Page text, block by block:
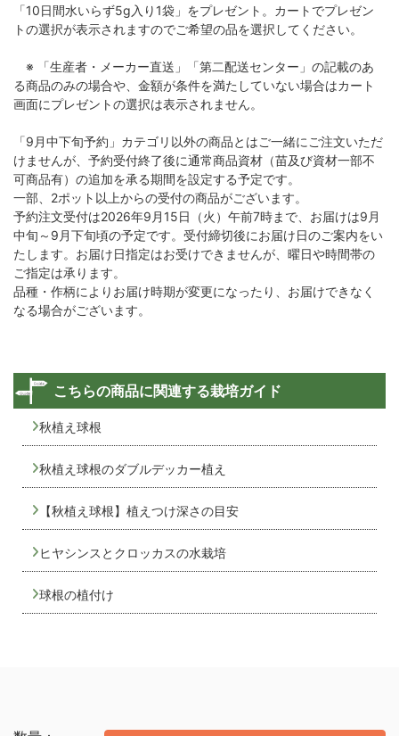
「10日間水いらず5g入り1袋」をプレゼント。カートでプレゼン
トの選択が表示されますのでご希望の品を選択してください。
※ 「生産者・メーカー直送」「第二配送センター」の記載のあ
る商品のみの場合や、金額が条件を満たしていない場合はカート
画面にプレゼントの選択は表示されません。
「9月中下旬予約」カテゴリ以外の商品とはご一緒にご注文いただ
けませんが、予約受付終了後に通常商品資材（苗及び資材一部不
可商品有）の追加を承る期間を設定する予定です。
一部、2ポット以上からの受付の商品がございます。
予約注文受付は2026年9月15日（火）午前7時まで、お届けは9月
中旬～9月下旬頃の予定です。受付締切後にお届け日のご案内をい
たします。お届け日指定はお受けできませんが、曜日や時間帯の
ご指定は承ります。
品種・作柄によりお届け時期が変更になったり、お届けできなく
なる場合がございます。
こちらの商品に関連する栽培ガイド
秋植え球根
秋植え球根のダブルデッカー植え
【秋植え球根】植えつけ深さの目安
ヒヤシンスとクロッカスの水栽培
球根の植付け